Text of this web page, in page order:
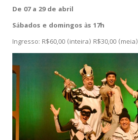
De 07 a 29 de abril
Sábados e domingos às 17h
Ingresso: R$60,00 (inteira) R$30,00 (meia)